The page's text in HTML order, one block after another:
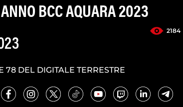
BCC AQUARA 2023
2184
78 DEL DIGITALE TERRESTRE